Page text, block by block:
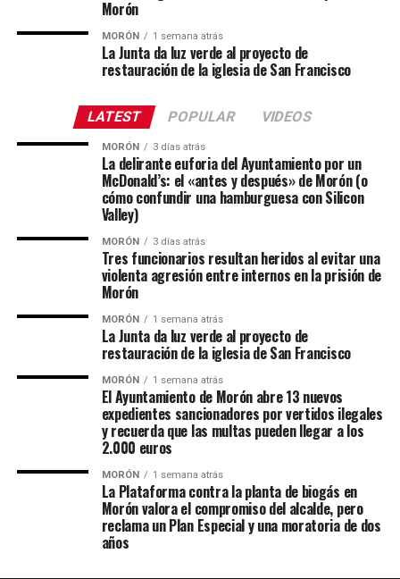
Morón
MORÓN 1 semana atrás
La Junta da luz verde al proyecto de
restauración de la iglesia de San Francisco
LATEST POPULAR VIDEOS
MORÓN 3 días atrás
La delirante euforia del Ayuntamiento por un
McDonald’s: el «antes y después» de Morón (o
cómo confundir una hamburguesa con Silicon
Valley)
MORÓN 3 días atrás
Tres funcionarios resultan heridos al evitar una
violenta agresión entre internos en la prisión de
Morón
MORÓN 1 semana atrás
La Junta da luz verde al proyecto de
restauración de la iglesia de San Francisco
MORÓN 1 semana atrás
El Ayuntamiento de Morón abre 13 nuevos
expedientes sancionadores por vertidos ilegales
y recuerda que las multas pueden llegar a los
2.000 euros
MORÓN 1 semana atrás
La Plataforma contra la planta de biogás en
Morón valora el compromiso del alcalde, pero
reclama un Plan Especial y una moratoria de dos
años